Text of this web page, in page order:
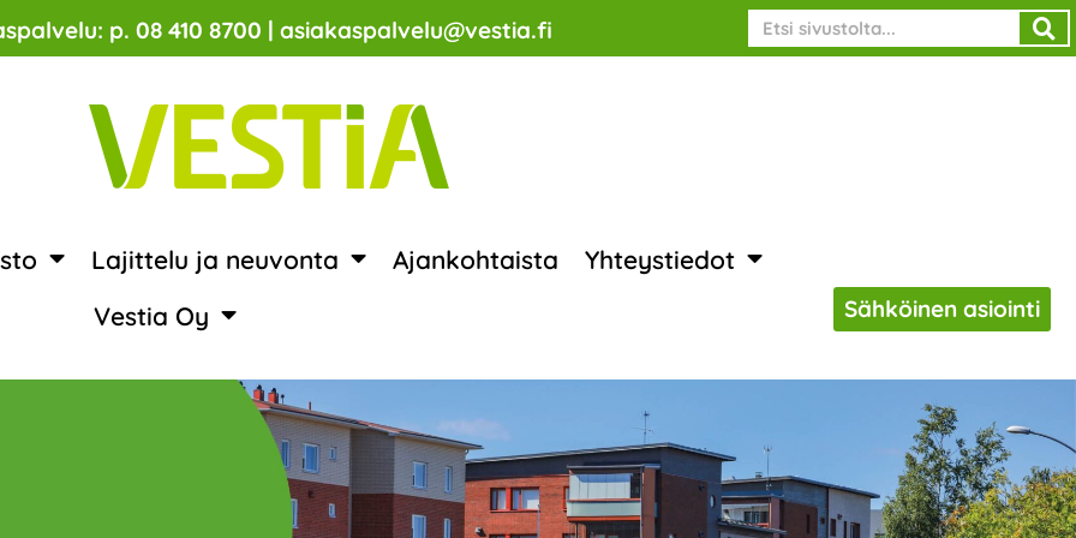
p. 08 410 8700 | asiakaspalvelu@vestia.fi Search
Lajittelu ja neuvonta Ajankohtaista
Yhteystiedot
Vestia Oy
Sähköinen asiointi